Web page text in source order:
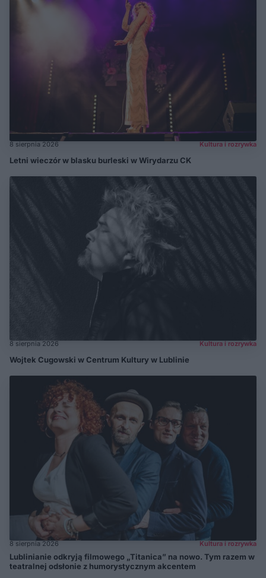
8 sierpnia 2026 Kultura i rozrywka
Letni wieczór w blasku burleski w Wirydarzu CK
8 sierpnia 2026 Kultura i rozrywka
Wojtek Cugowski w Centrum Kultury w Lublinie
8 sierpnia 2026 Kultura i rozrywka
Lublinianie odkryją filmowego „Titanica” na nowo. Tym razem w
teatralnej odsłonie z humorystycznym akcentem